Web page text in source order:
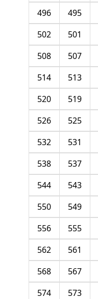
495
496
501
502
507
508
513
514
519
520
525
526
531
532
537
538
543
544
549
550
555
556
561
562
567
568
573
574